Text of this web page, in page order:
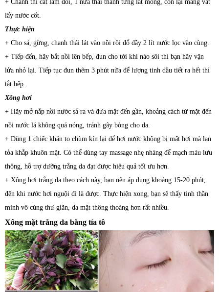
+ Chanh thì cắt làm đôi, 1 nửa thái thành từng lát mỏng, còn lại mang vắt
lấy nước cốt.
Thực hiện
+ Cho sả, gừng, chanh thái lát vào nồi rồi đổ đầy 2 lít nước lọc vào cùng.
+ Tiếp đến, hãy bắt nồi lên bếp, đun cho tới khi nào sôi thì bạn hãy vặn
lửa nhỏ lại. Tiếp tục đun thêm 3 phút nữa để lượng tinh dầu tiết ra hết thì
tắt bếp.
Xông hơi
+ Hãy mở nắp nồi nước sả ra và đưa mặt đến gần, khoảng cách từ mặt đến
nồi nước lá không quá nóng, tránh gây bỏng cho da.
+ Dùng 1 chiếc khăn to chùm kín lại để hơi nước không bị mất hơi mà lan
tỏa khắp khuôn mặt. Có thể dùng tay massage nhẹ nhàng để mạch máu lưu
thông, hỗ trợ dưỡng trắng da đạt được hiệu quả tối ưu hơn.
+ Xông hơi trắng da theo cách này, bạn nên áp dụng khoảng 15-20 phút,
đến khi nước hơi nguội đi là được. Thực hiện xong, bạn sẽ thấy tinh thần
mình vô cùng thư giãn, da mặt thông thoáng hơn rất nhiều.
Xông mặt trắng da bằng tía tô